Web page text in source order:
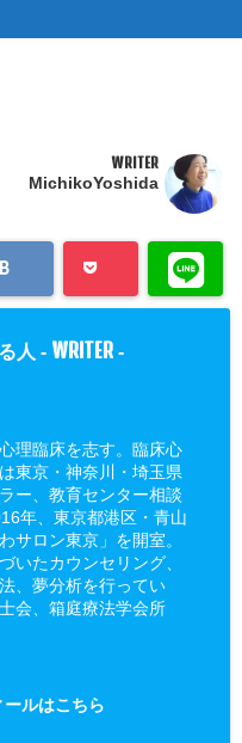
WRITER
MichikoYoshida
人 - WRITER -
理臨床を志す。臨床心
東京・神奈川・埼玉県
ー、教育センター相談
年、東京都港区・青山
サロン東京」を開室。
いたカウンセリング、
、夢分析を行ってい
会、箱庭療法学会所
ルはこちら